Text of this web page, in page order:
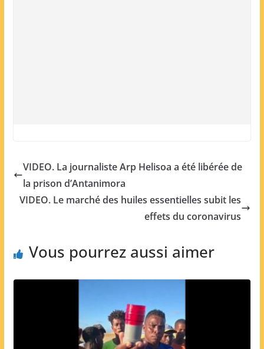
VIDEO. La journaliste Arp Helisoa a été libérée de
la prison d’Antanimora
VIDEO. Le marché des huiles essentielles subit les
effets du coronavirus
Vous pourrez aussi aimer